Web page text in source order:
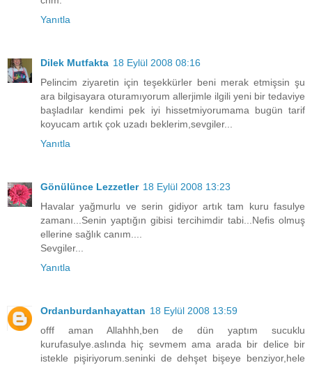
Yanıtla
Dilek Mutfakta 18 Eylül 2008 08:16
Pelincim ziyaretin için teşekkürler beni merak etmişsin şu
ara bilgisayara oturamıyorum allerjimle ilgili yeni bir tedaviye
başladılar kendimi pek iyi hissetmiyorumama bugün tarif
koyucam artık çok uzadı beklerim,sevgiler...
Yanıtla
Gönülünce Lezzetler 18 Eylül 2008 13:23
Havalar yağmurlu ve serin gidiyor artık tam kuru fasulye
zamanı...Senin yaptığın gibisi tercihimdir tabi...Nefis olmuş
ellerine sağlık canım....
Sevgiler...
Yanıtla
Ordanburdanhayattan 18 Eylül 2008 13:59
offf aman Allahhh,ben de dün yaptım sucuklu
kurufasulye.aslında hiç sevmem ama arada bir delice bir
istekle pişiriyorum.seninki de dehşet bişeye benziyor,hele